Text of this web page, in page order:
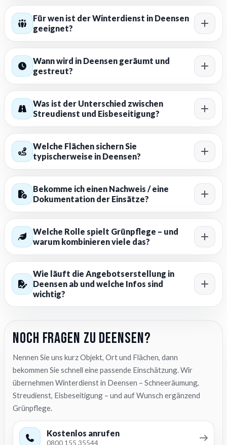
Für wen ist der Winterdienst in Deensen
geeignet?
Wann wird in Deensen geräumt und
gestreut?
Was ist der Unterschied zwischen
Streudienst und Eisbeseitigung?
Welche Flächen sichern Sie
typischerweise in Deensen?
Bekomme ich einen Nachweis / eine
Dokumentation der Einsätze?
Welche Rolle spielt Grünpflege – und
warum kombinieren viele das?
Wie läuft die Angebotserstellung in
Deensen ab und welche Infos sind
wichtig?
Noch Fragen zu Deensen?
Nennen Sie uns kurz Objekt, Ort und Flächen, dann
bekommen Sie schnell eine passende Einschätzung. Wir
übernehmen Winterdienst in Deensen – Schneeräumung,
Streudienst, Eisbeseitigung – und auf Wunsch ergänzend
Grünpflege.
Kostenlos anrufen
0800 155 35544